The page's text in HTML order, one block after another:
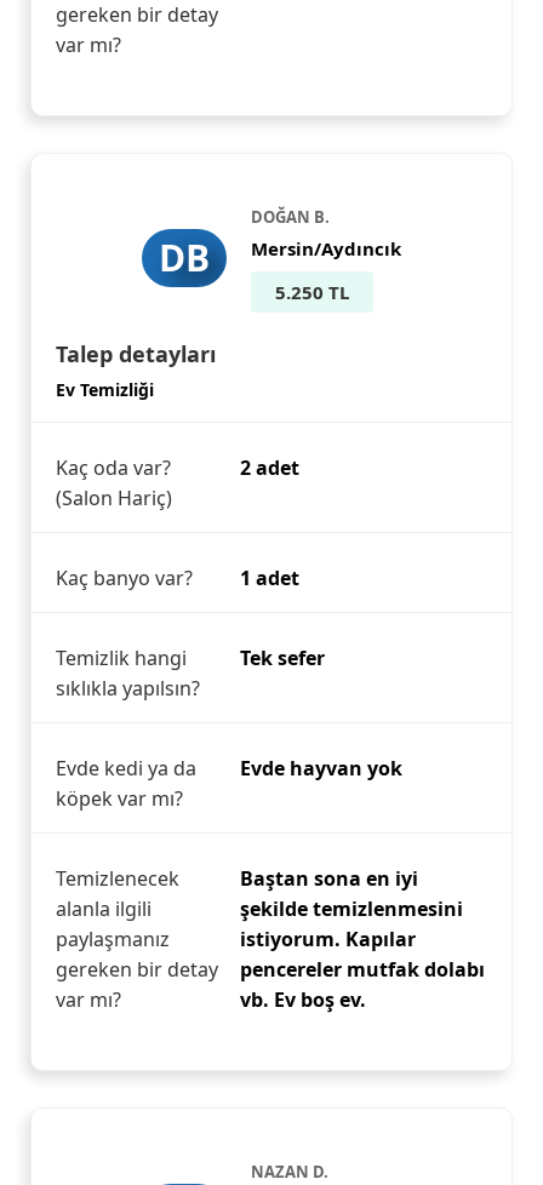
gereken bir detay
var mı?
DB
DOĞAN B.
Mersin/Aydıncık
5.250 TL
Talep detayları
Ev Temizliği
Kaç oda var?
(Salon Hariç)
2 adet
Kaç banyo var? 1 adet
Temizlik hangi
sıklıkla yapılsın?
Tek sefer
Evde kedi ya da
köpek var mı?
Evde hayvan yok
Temizlenecek
alanla ilgili
paylaşmanız
gereken bir detay
var mı?
Baştan sona en iyi
şekilde temizlenmesini
istiyorum. Kapılar
pencereler mutfak dolabı
vb. Ev boş ev.
NAZAN D.